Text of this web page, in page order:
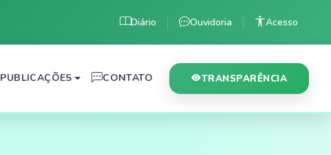
Diário Ouvidoria Acesso
PUBLICAÇÕES CONTATO TRANSPARÊNCIA